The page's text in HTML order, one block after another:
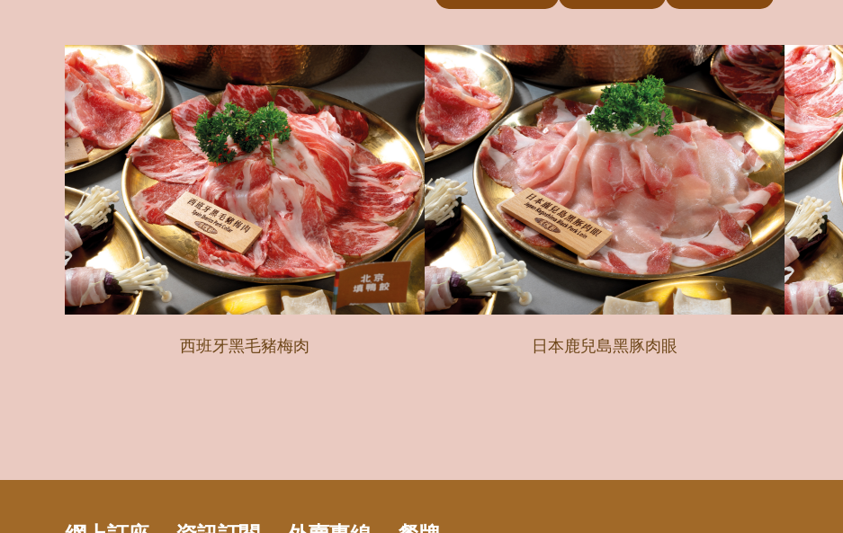
西班牙黑毛豬梅肉 日本鹿兒島黑豚肉眼